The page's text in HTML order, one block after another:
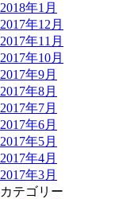
2018年1月
2017年12月
2017年11月
2017年10月
2017年9月
2017年8月
2017年7月
2017年6月
2017年5月
2017年4月
2017年3月
カテゴリー